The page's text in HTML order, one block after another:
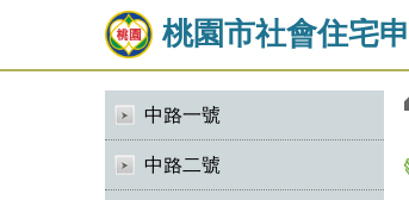
桃園市社會住宅
中路一號
中路二號